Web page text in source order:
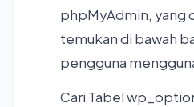
phpMyAdmin, yang
temukan di bawah
pengguna
Cari Tabel